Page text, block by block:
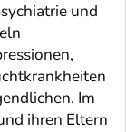
und
Im
ihren Eltern